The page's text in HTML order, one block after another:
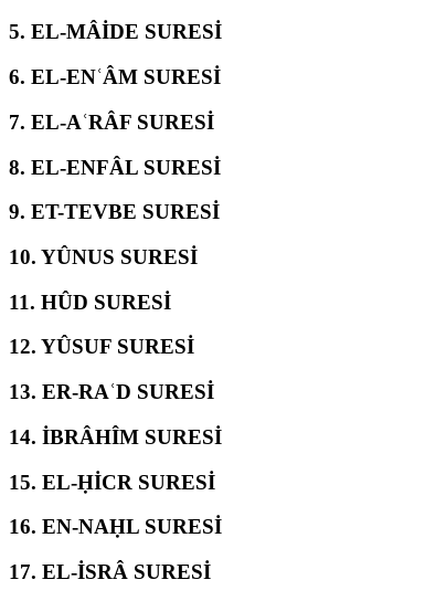
5. EL-MÂİDE SURESİ
6. EL-ENʿÂM SURESİ
7. EL-AʿRÂF SURESİ
8. EL-ENFÂL SURESİ
9. ET-TEVBE SURESİ
10. YÛNUS SURESİ
11. HÛD SURESİ
12. YÛSUF SURESİ
13. ER-RAʿD SURESİ
14. İBRÂHÎM SURESİ
15. EL-ḤİCR SURESİ
16. EN-NAḤL SURESİ
17. EL-İSRÂ SURESİ